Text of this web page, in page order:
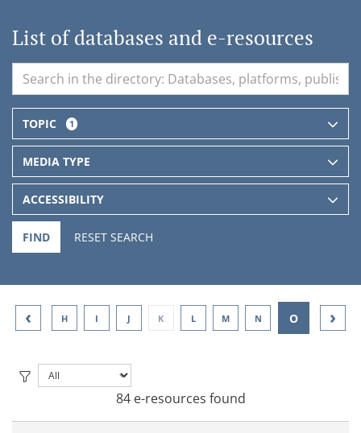
List of databases and e-resources
TOPIC 1
MEDIA TYPE
ACCESSIBILITY
FIND RESET SEARCH
‹G H I J K L M N O P›
84 e-resources found